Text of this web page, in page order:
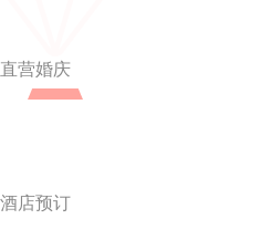
直营婚庆
酒店预订